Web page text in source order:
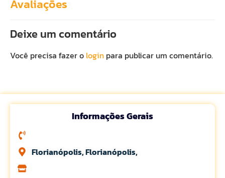
Avaliações
Deixe um comentário
Você precisa fazer o login para publicar um comentário.
Informações Gerais
Florianópolis, Florianópolis,